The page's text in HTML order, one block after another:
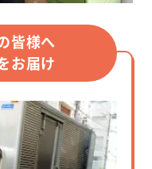
皆様へ
お届け